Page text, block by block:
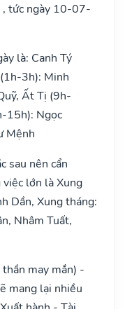
tức ngày 10-07-
là: Canh Tý
3h): Minh
Ất Tị (9h-
15h): Ngọc
Mệnh
sau nên cẩn
lớn là Xung
Dần, Xung tháng:
Nhâm Tuất,
may mắn) -
mang lại nhiều